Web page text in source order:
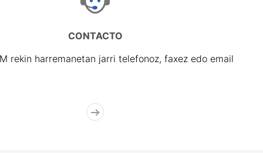
CONTACTO
rekin harremanetan jarri telefonoz, faxez edo email